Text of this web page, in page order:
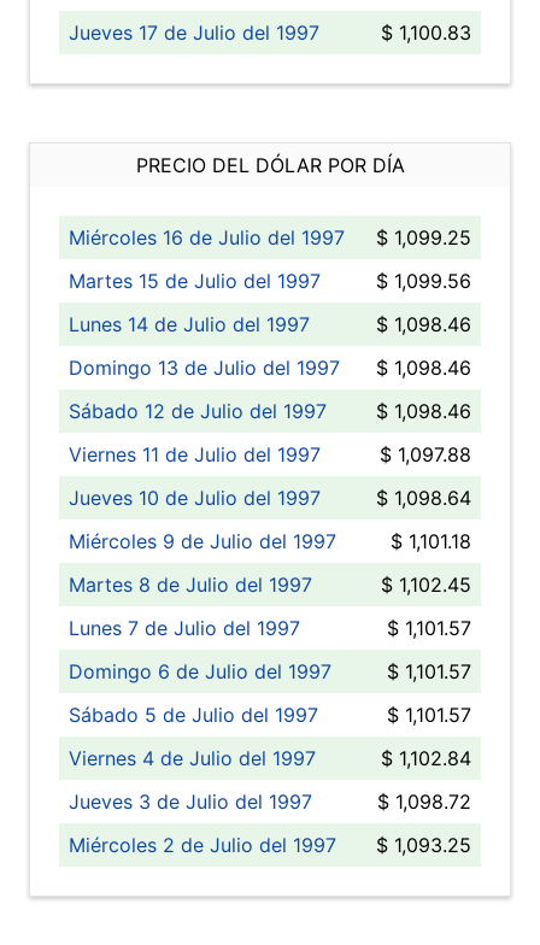
Jueves 17 de Julio del 1997
$ 1,100.83
PRECIO DEL DÓLAR POR DÍA
Miércoles 16 de Julio del 1997
$ 1,099.25
Martes 15 de Julio del 1997
$ 1,099.56
Lunes 14 de Julio del 1997
$ 1,098.46
Domingo 13 de Julio del 1997
$ 1,098.46
Sábado 12 de Julio del 1997
$ 1,098.46
Viernes 11 de Julio del 1997
$ 1,097.88
Jueves 10 de Julio del 1997
$ 1,098.64
Miércoles 9 de Julio del 1997
$ 1,101.18
Martes 8 de Julio del 1997
$ 1,102.45
Lunes 7 de Julio del 1997
$ 1,101.57
Domingo 6 de Julio del 1997
$ 1,101.57
Sábado 5 de Julio del 1997
$ 1,101.57
Viernes 4 de Julio del 1997
$ 1,102.84
Jueves 3 de Julio del 1997
$ 1,098.72
Miércoles 2 de Julio del 1997
$ 1,093.25